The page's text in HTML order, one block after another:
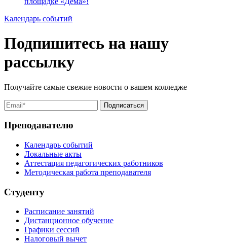
Календарь событий
Подпишитесь на нашу
рассылку
Получайте самые свежие новости о вашем колледже
Преподавателю
Календарь событий
Локальные акты
Аттестация педагогических работников
Методическая работа преподавателя
Студенту
Расписание занятий
Дистанционное обучение
Графики сессий
Налоговый вычет